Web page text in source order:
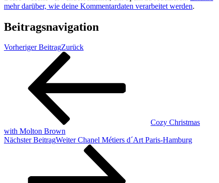
mehr darüber, wie deine Kommentardaten verarbeitet werden.
Beitragsnavigation
Vorheriger BeitragZurück
Cozy Christmas
with Molton Brown
Nächster BeitragWeiter Chanel Métiers d´Art Paris-Hamburg